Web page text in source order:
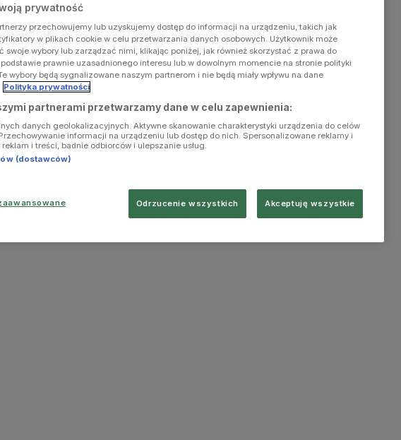
prywatność
przechowujemy lub uzyskujemy dostęp do informacji na urządzeniu, takich jak
w plikach cookie w celu przetwarzania danych osobowych. Użytkownik może
swoje wybory lub zarządzać nimi, klikając poniżej, jak również skorzystać z prawa do
prawnie uzasadnionego interesu lub w dowolnym momencie na stronie polityki
wybory będą sygnalizowane naszym partnerom i nie będą miały wpływu na dane
Polityka prywatności
partnerami przetwarzamy dane w celu zapewnienia:
danych geolokalizacyjnych. Aktywne skanowanie charakterystyki urządzenia do celów
informacji na urządzeniu lub dostęp do nich. Spersonalizowane reklamy i
i treści, badnie odbiorców i ulepszanie usług.
(dostawców)
Odrzucenie wszystkich Akceptuję wszystkie